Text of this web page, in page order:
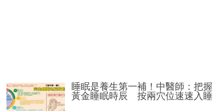
睡眠是養生第一補！中醫師：把握
黃金睡眠時辰 按兩穴位速速入睡